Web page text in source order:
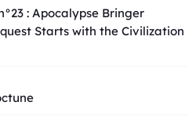
: Apocalypse Bringer
Starts with the Civilization